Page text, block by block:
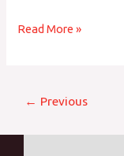
Read More »
← Previous